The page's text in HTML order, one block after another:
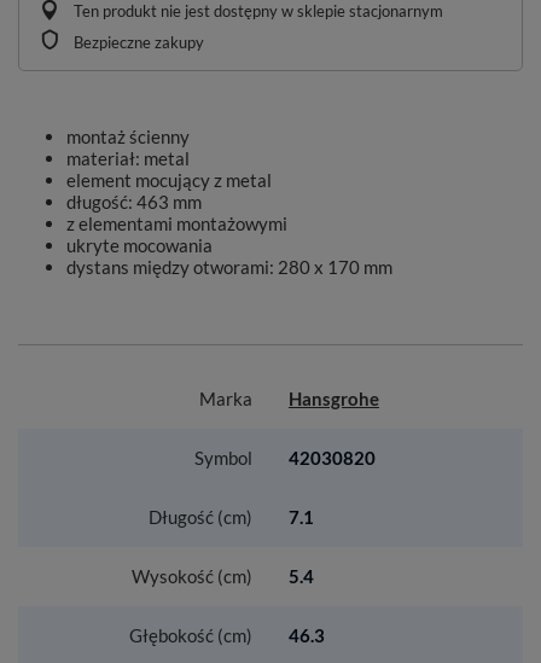
Ten produkt nie jest dostępny w sklepie stacjonarnym
Bezpieczne zakupy
montaż ścienny
materiał: metal
element mocujący z metal
długość: 463 mm
z elementami montażowymi
ukryte mocowania
dystans między otworami: 280 x 170 mm
Marka Hansgrohe
Symbol 42030820
Długość (cm) 7.1
Wysokość (cm) 5.4
Głębokość (cm) 46.3